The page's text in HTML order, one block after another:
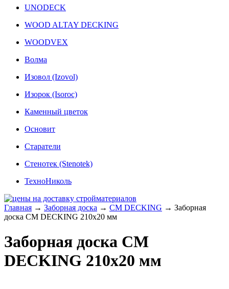
UNODECK
WOOD ALTAY DECKING
WOODVEX
Волма
Изовол (Izovol)
Изорок (Isoroc)
Каменный цветок
Основит
Старатели
Стенотек (Stenotek)
ТехноНиколь
Главная → Заборная доска → CM DECKING → Заборная
доска CM DECKING 210x20 мм
Заборная доска CM
DECKING 210x20 мм